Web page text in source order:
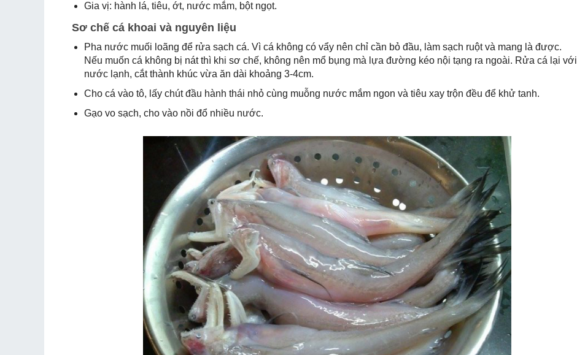
Gia vị: hành lá, tiêu, ớt, nước mắm, bột ngọt.
Sơ chế cá khoai và nguyên liệu
Pha nước muối loãng để rửa sạch cá. Vì cá không có vẩy nên chỉ cần bỏ đầu, làm sạch ruột và mang là được.
Nếu muốn cá không bị nát thì khi sơ chế, không nên mổ bụng mà lựa đường kéo nội tạng ra ngoài. Rửa cá lại với
nước lạnh, cắt thành khúc vừa ăn dài khoảng 3-4cm.
Cho cá vào tô, lấy chút đầu hành thái nhỏ cùng muỗng nước mắm ngon và tiêu xay trộn đều để khử tanh.
Gạo vo sạch, cho vào nồi đổ nhiều nước.